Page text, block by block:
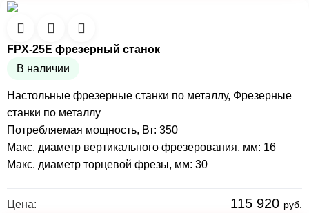
FPX-25E фрезерный станок
В наличии
Настольные фрезерные станки по металлу, Фрезерные
станки по металлу
Цена: 115 920 руб.
Потребляемая мощность, Вт: 350
Макс. диаметр вертикального фрезерования, мм: 16
Макс. диаметр торцевой фрезы, мм: 30